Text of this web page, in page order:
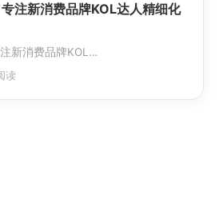
注新消费品牌KOL达人精细化
新消费品牌KOL…
读